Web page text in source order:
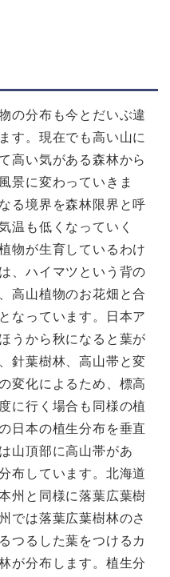
の分布も今とだいぶ違
す。現在でも高い山に
高い気がある森林から
景に変わっていきま
る境界を森林限界と呼
温も低くなっていく
物が生育しているわけ
、ハイマツという背の
高山植物のお花畑と合
なっています。日本ア
うから秋になると葉が
針葉樹林、高山帯と変
変化によるため、標高
に行く場合も同様の植
日本の植生分布を垂直
山頂部に高山帯があ
布しています。北海道
州と同様に落葉広葉樹
では落葉広葉樹林のさ
つるした葉をつけるカ
が分布します。植生分